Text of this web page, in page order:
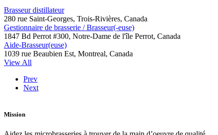
Brasseur distillateur
280 rue Saint-Georges, Trois-Rivières, Canada
Gestionnaire de brasserie / Brasseur(-euse)
1847 Bd Perrot #300, Notre-Dame de l'île Perrot, Canada
Aide-Brasseur(euse)
1039 rue Beaubien Est, Montreal, Canada
View All
Prev
Next
Mission